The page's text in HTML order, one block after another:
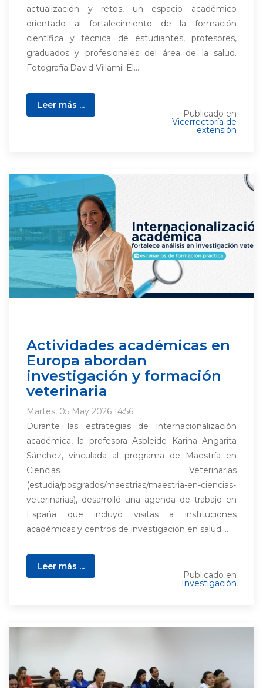
actualización y retos, un espacio académico
orientado al fortalecimiento de la formación
científica y técnica de estudiantes, profesores,
graduados y profesionales del área de la salud.
Fotografía:David Villamil El...
Leer más ...
Publicado en
Vicerrectoría de
extensión
Actividades académicas en
Europa abordan
investigación y formación
veterinaria
Martes, 05 May 2026 14:56
Durante las estrategias de internacionalización
académica, la profesora Asbleide Karina Angarita
Sánchez, vinculada al programa de Maestría en
Ciencias Veterinarias
(estudia/posgrados/maestrias/maestria-en-ciencias-
veterinarias), desarrolló una agenda de trabajo en
España que incluyó visitas a instituciones
académicas y centros de investigación en salud....
Leer más ...
Publicado en
Investigación